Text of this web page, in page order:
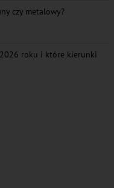
czy metalowy?
roku i które kierunki